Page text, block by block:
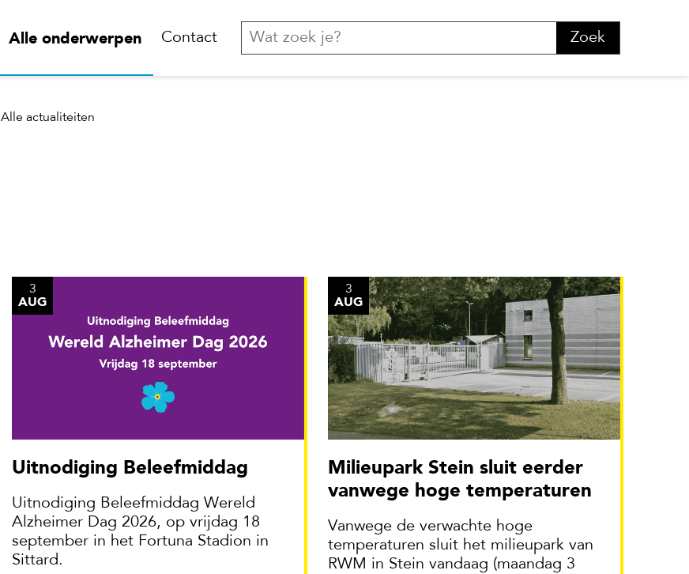
Alle onderwerpen Contact Zoek
Alle actualiteiten
Uitnodiging Beleefmiddag
3
AUG
Uitnodiging Beleefmiddag Wereld
Alzheimer Dag 2026, op vrijdag 18
september in het Fortuna Stadion in
Sittard.
Milieupark Stein sluit eerder
vanwege hoge temperaturen
3
AUG
Vanwege de verwachte hoge
temperaturen sluit het milieupark van
RWM in Stein vandaag (maandag 3